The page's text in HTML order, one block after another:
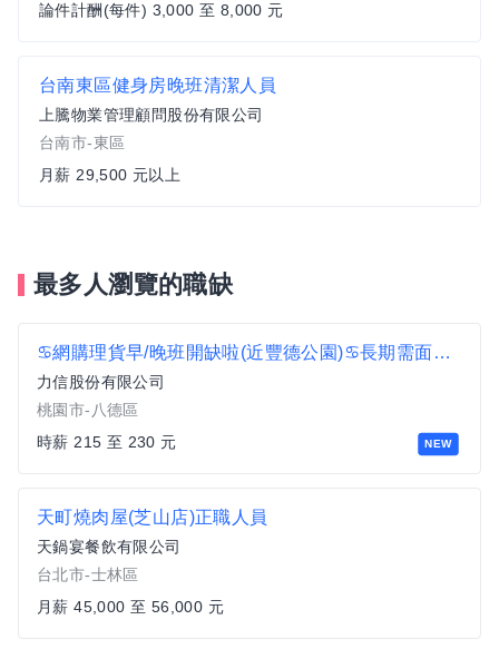
論件計酬(每件) 3,000 至 8,000 元
台南東區健身房晚班清潔人員
上騰物業管理顧問股份有限公司
台南市-東區
月薪 29,500 元以上
最多人瀏覽的職缺
NEW
♋網購理貨早/晚班開缺啦(近豐德公園)♋長期需面試 A2
力信股份有限公司
桃園市-八德區
時薪 215 至 230 元
天町燒肉屋(芝山店)正職人員
天鍋宴餐飲有限公司
台北市-士林區
月薪 45,000 至 56,000 元